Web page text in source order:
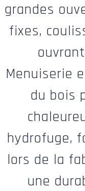
grandes
fixes,
Menuiserie
du bois
hydrofuge,
lors de la
une